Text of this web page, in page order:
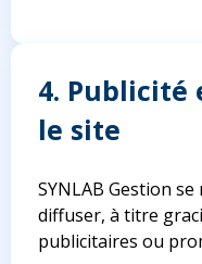
4. Publicité
le site
SYNLAB Gestion
diffuser, à titre
publicitaires ou